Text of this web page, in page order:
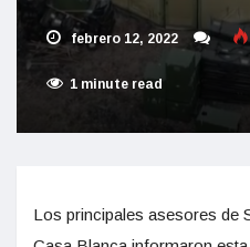
febrero 12, 2022
1 minute read
Los principales asesores de